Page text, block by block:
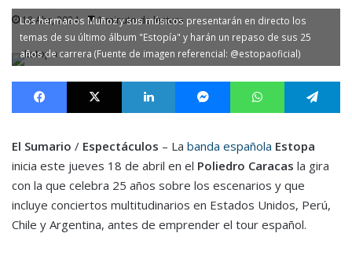
18 Abr, 2024 1 minuto de lectura
Los hermanos Muñoz y sus músicos presentarán en directo los
temas de su último álbum "Estopía" y harán un repaso de sus 25
años de carrera (Fuente de imagen referencial: @estopaoficial)
Facebook X LinkedIn MessengerWhatsApp
El Sumario / Espectáculos – La banda española Estopa
inicia este jueves 18 de abril en el Poliedro Caracas la gira
con la que celebra 25 años sobre los escenarios y que
incluye conciertos multitudinarios en Estados Unidos, Perú,
Chile y Argentina, antes de emprender el tour español.